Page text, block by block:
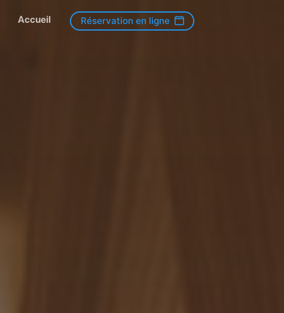
Accueil Réservation en ligne